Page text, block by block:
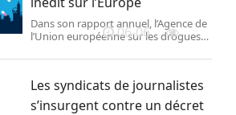
Dans son rapport annuel, l’Agence de
l’Union européenne sur les drogues
rapide de la consommation de
06-06
Les syndicats de journalistes
s’insurgent contre un décret